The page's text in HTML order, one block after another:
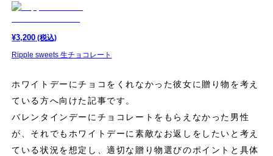
¥3,200 (税込)
Ripple sweets 生チョコレート
ホワイトデーにチョコをくれなかった彼女に贈り物を考え
ている方へ向けた記事です。
バレンタインデーにチョコレートをもらえなかった男性
が、それでもホワイトデーに素敵なお返しをしたいと考え
ている状況を想定し、適切な贈り物選びのポイントと具体